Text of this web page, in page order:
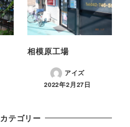
相模原工場
アイズ
2022年2月27日
カテゴリー